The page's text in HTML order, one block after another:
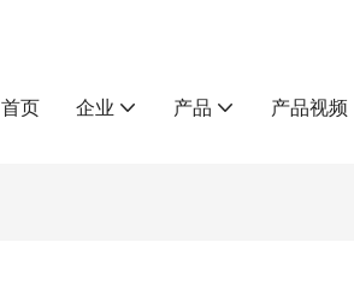
首页 企业 产品 产品视频